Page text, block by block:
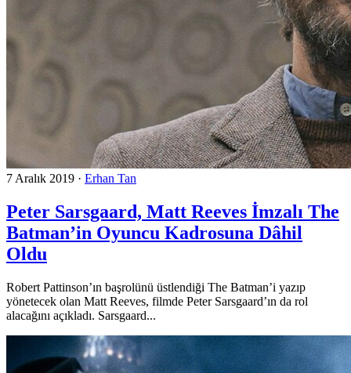
7 Aralık 2019 · Erhan Tan
Peter Sarsgaard, Matt Reeves İmzalı The
Batman’in Oyuncu Kadrosuna Dâhil
Oldu
Robert Pattinson’ın başrolünü üstlendiği The Batman’i yazıp
yönetecek olan Matt Reeves, filmde Peter Sarsgaard’ın da rol
alacağını açıkladı. Sarsgaard...